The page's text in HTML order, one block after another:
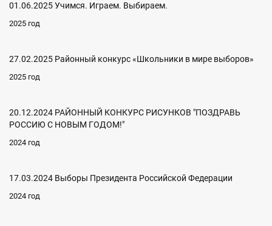
01.06.2025 Учимся. Играем. Выбираем.
2025 год
27.02.2025 Районный конкурс «Школьники в мире выборов»
2025 год
20.12.2024 РАЙОННЫЙ КОНКУРС РИСУНКОВ "ПОЗДРАВЬ
РОССИЮ С НОВЫМ ГОДОМ!"
2024 год
17.03.2024 Выборы Президента Российской Федерации
2024 год